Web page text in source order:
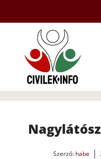
tartalomba
Szerző: habe